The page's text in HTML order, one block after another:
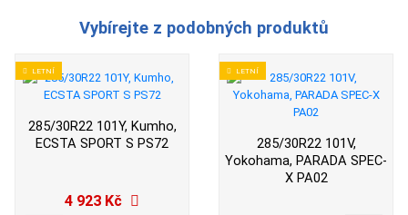
Vybírejte z podobných produktů
LETNÍ
285/30R22 101Y, Kumho,
ECSTA SPORT S PS72
4 923 Kč
LETNÍ
285/30R22 101V,
Yokohama, PARADA SPEC-
X PA02